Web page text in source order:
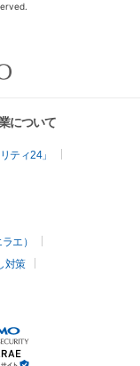
について
ティ24」
エ）
対策